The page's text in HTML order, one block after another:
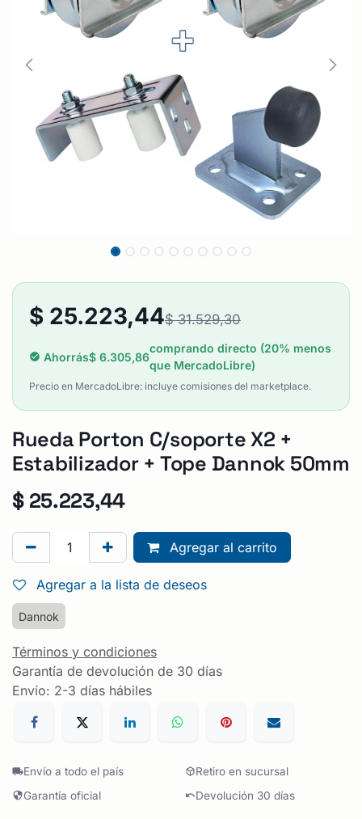
$ 25.223,44$31.529,30
Ahorrás$ 6.305,86
comprando directo (20% menos
que MercadoLibre)
Precio en MercadoLibre: incluye comisiones del marketplace.
Rueda Porton C/soporte X2 +
Estabilizador + Tope Dannok 50mm
$ 25.223,44
Agregar al carrito
Agregar a la lista de deseos
Dannok
Términos y condiciones
Garantía de devolución de 30 días
Envío: 2-3 días hábiles
Envío a todo el país
Retiro en sucursal
Garantía oficial
Devolución 30 días